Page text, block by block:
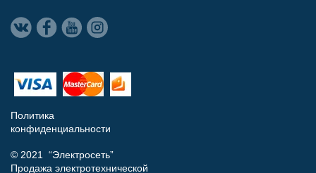
Политика
конфиденциальности
© 2021 “Электросеть”
Продажа электротехнической